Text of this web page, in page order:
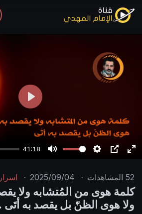
41:18
u
e
t
P
n
t
P
l
a
y
52 المشاهدات ·
2025/09/04
·
كلمة هوى من المُتشابه ولا
ولا هوى الظنّ بل يقصد به أتَى